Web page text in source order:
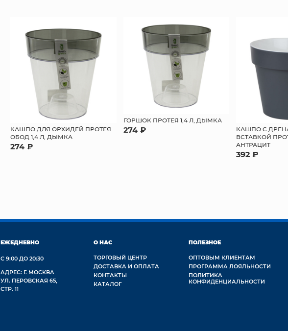
КАШПО ДЛЯ ОРХИДЕЙ ПРОТЕЯ
ОБОД 1,4 Л, ДЫМКА
274 ₽
ГОРШОК ПРОТЕЯ 1,4 Л, ДЫМКА
274 ₽
КАШПО С
ВСТАВКОЙ
АНТРАЦИТ
392 ₽
ЕЖЕДНЕВНО
С 9:00 ДО 20:30
АДРЕС: Г. МОСКВА
УЛ. ПЕРОВСКАЯ 65,
СТР. 11
О НАС
ТОРГОВЫЙ ЦЕНТР
ДОСТАВКА И ОПЛАТА
КОНТАКТЫ
КАТАЛОГ
ПОЛЕЗНОЕ
ОПТОВЫМ КЛИЕНТАМ
ПРОГРАММА ЛОЯЛЬНОСТИ
ПОЛИТИКА
КОНФИДЕНЦИАЛЬНОСТИ